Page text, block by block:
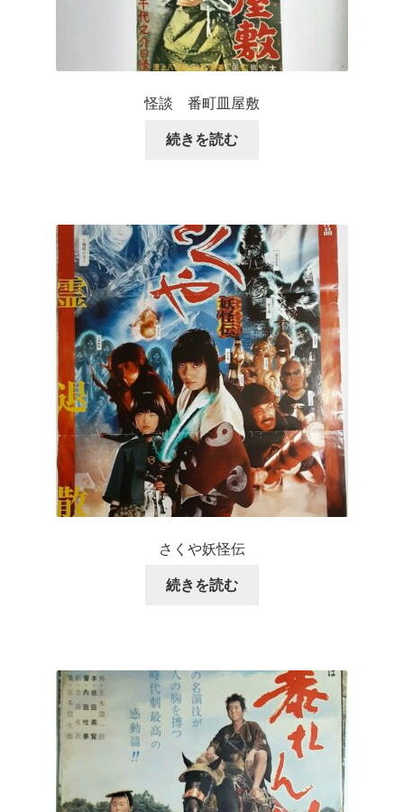
怪談 番町皿屋敷
続きを読む
さくや妖怪伝
続きを読む